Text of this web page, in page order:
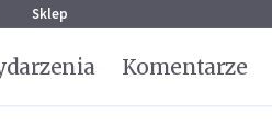
Sklep
Komentarze